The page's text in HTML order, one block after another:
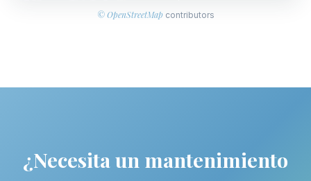
© OpenStreetMap contributors
¿Necesita un mantenimiento